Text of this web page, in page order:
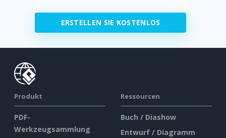
ERSTELLEN SIE KOSTENLOS
Produkt
PDF-
Werkzeugsammlung
Ressourcen
Buch / Diashow
Entwurf / Diagramm